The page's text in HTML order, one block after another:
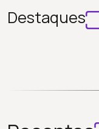
Destaques